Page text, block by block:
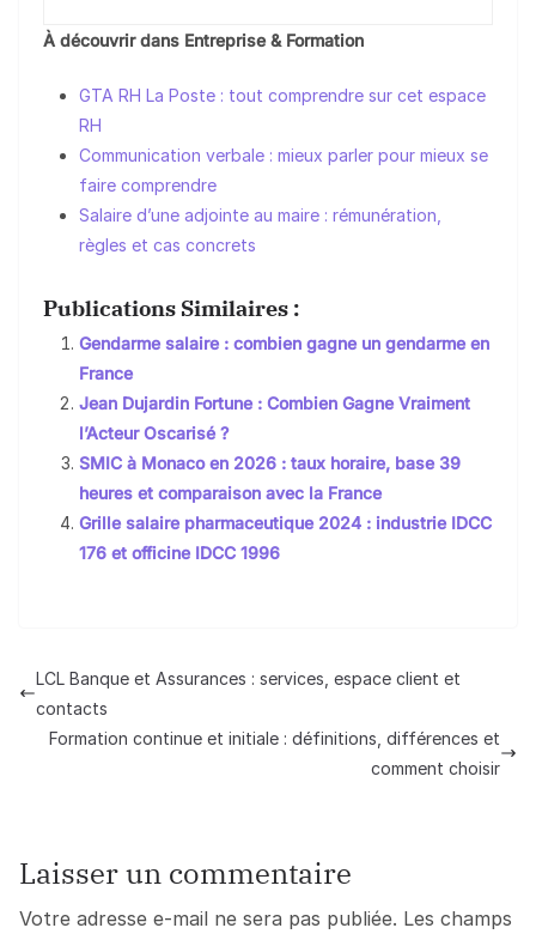
À découvrir dans Entreprise & Formation
GTA RH La Poste : tout comprendre sur cet espace
RH
Communication verbale : mieux parler pour mieux se
faire comprendre
Salaire d’une adjointe au maire : rémunération,
règles et cas concrets
Publications Similaires :
Gendarme salaire : combien gagne un gendarme en
France
Jean Dujardin Fortune : Combien Gagne Vraiment
l’Acteur Oscarisé ?
SMIC à Monaco en 2026 : taux horaire, base 39
heures et comparaison avec la France
Grille salaire pharmaceutique 2024 : industrie IDCC
176 et officine IDCC 1996
LCL Banque et Assurances : services, espace client et
contacts
Formation continue et initiale : définitions, différences et
comment choisir
Laisser un commentaire
Votre adresse e-mail ne sera pas publiée. Les champs